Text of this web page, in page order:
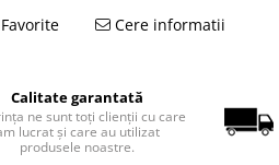
Cere informatii
Calitate garantată
ne sunt toți clienții cu care
lucrat și care au utilizat
produsele noastre.